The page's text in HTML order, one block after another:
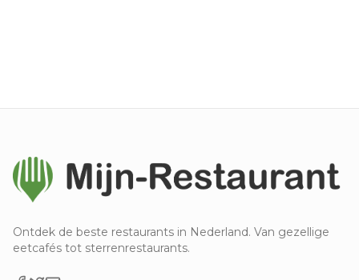
Ontdek de beste restaurants in Nederland. Van gezellige
eetcafés tot sterrenrestaurants.